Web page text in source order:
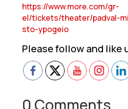
https://www.more.com/gr-
el/tickets/theater/padval-
sto-ypogeio
Please follow and like
0 Comments